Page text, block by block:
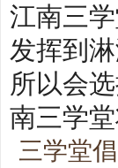
江南三
发挥到
所以会
南三学
三学堂